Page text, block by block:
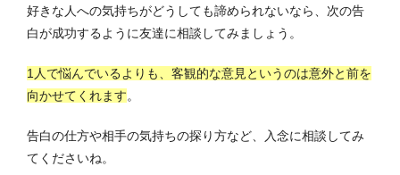
好きな人への気持ちがどうしても諦められないなら、次の告
白が成功するように友達に相談してみましょう。
1人で悩んでいるよりも、客観的な意見というのは意外と前を
向かせてくれます。
告白の仕方や相手の気持ちの探り方など、入念に相談してみ
てくださいね。